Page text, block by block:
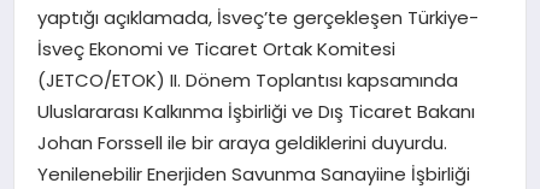
SAĞLIK
DÜNYA
yaptığı açıklamada, İsveç’te gerçekleşen Türkiye-
İsveç Ekonomi ve Ticaret Ortak Komitesi
(JETCO/ETOK) II. Dönem Toplantısı kapsamında
Uluslararası Kalkınma İşbirliği ve Dış Ticaret Bakanı
Johan Forssell ile bir araya geldiklerini duyurdu.
Yenilenebilir Enerjiden Savunma Sanayiine İşbirliği